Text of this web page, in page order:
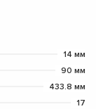
14 мм
90 мм
433.8 мм
17